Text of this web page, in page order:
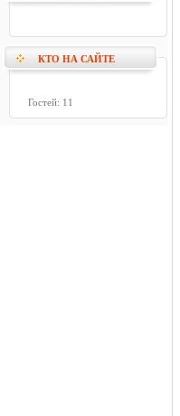
КТО НА САЙТЕ
Гостей: 11